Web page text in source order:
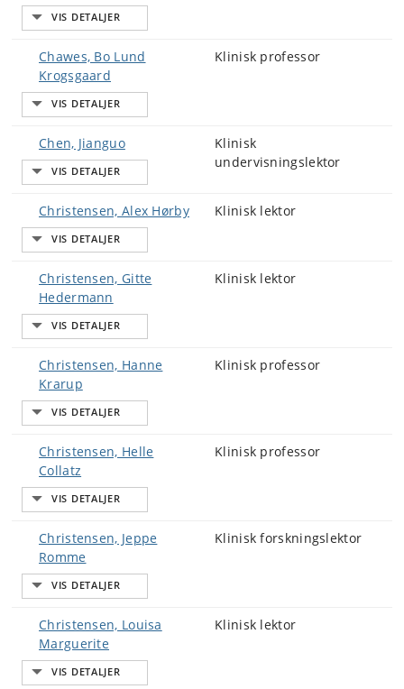
Chawes, Bo Lund
Krogsgaard
Klinisk professor
Chen, Jianguo
Klinisk
undervisningslektor
Christensen, Alex Hørby Klinisk lektor
Christensen, Gitte
Hedermann
Klinisk lektor
Christensen, Hanne
Krarup
Klinisk professor
Christensen, Helle
Collatz
Klinisk professor
Christensen, Jeppe
Romme
Klinisk forskningslektor
Christensen, Louisa
Marguerite
Klinisk lektor